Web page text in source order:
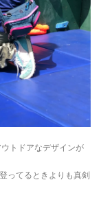
トドアなデザインが
ってるときよりも真剣